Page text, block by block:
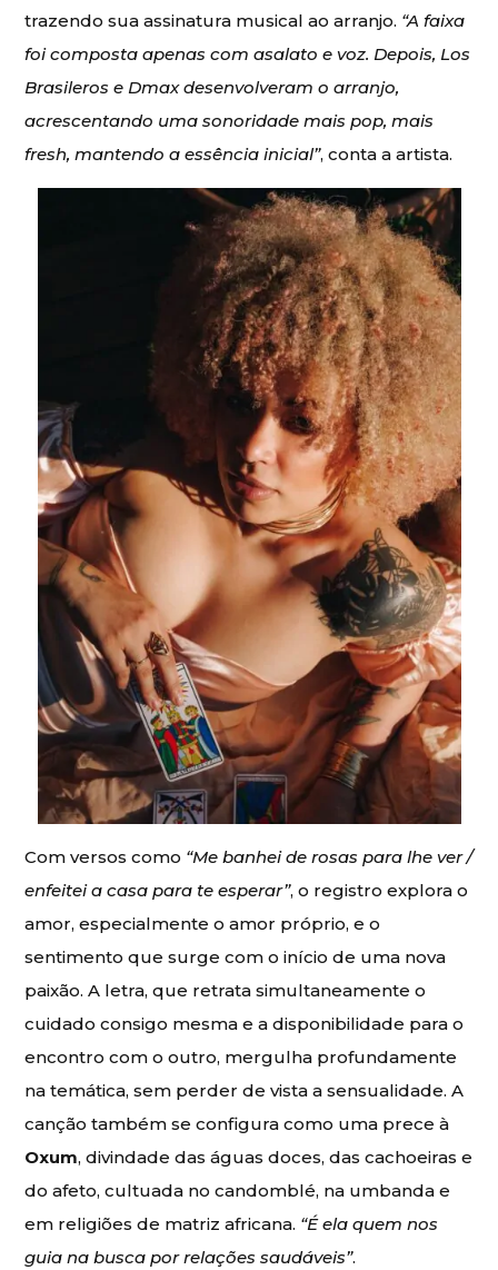
trazendo sua assinatura musical ao arranjo. “A faixa
foi composta apenas com asalato e voz. Depois, Los
Brasileros e Dmax desenvolveram o arranjo,
acrescentando uma sonoridade mais pop, mais
fresh, mantendo a essência inicial”, conta a artista.
Com versos como “Me banhei de rosas para lhe ver /
enfeitei a casa para te esperar”, o registro explora o
amor, especialmente o amor próprio, e o
sentimento que surge com o início de uma nova
paixão. A letra, que retrata simultaneamente o
cuidado consigo mesma e a disponibilidade para o
encontro com o outro, mergulha profundamente
na temática, sem perder de vista a sensualidade. A
canção também se configura como uma prece à
Oxum, divindade das águas doces, das cachoeiras e
do afeto, cultuada no candomblé, na umbanda e
em religiões de matriz africana. “É ela quem nos
guia na busca por relações saudáveis”.